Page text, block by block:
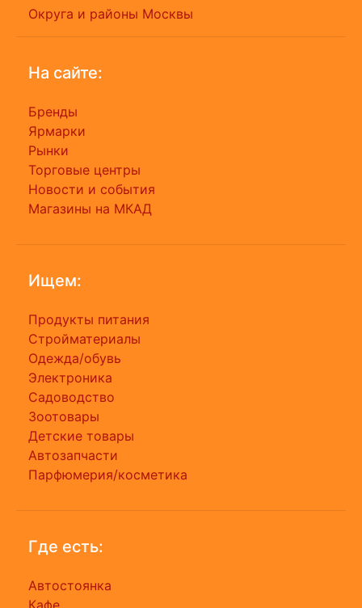
Округа и районы Москвы
На сайте:
Бренды
Ярмарки
Рынки
Торговые центры
Новости и события
Магазины на МКАД
Ищем:
Продукты питания
Стройматериалы
Одежда/обувь
Электроника
Садоводство
Зоотовары
Детские товары
Автозапчасти
Парфюмерия/косметика
Где есть:
Автостоянка
Кафе